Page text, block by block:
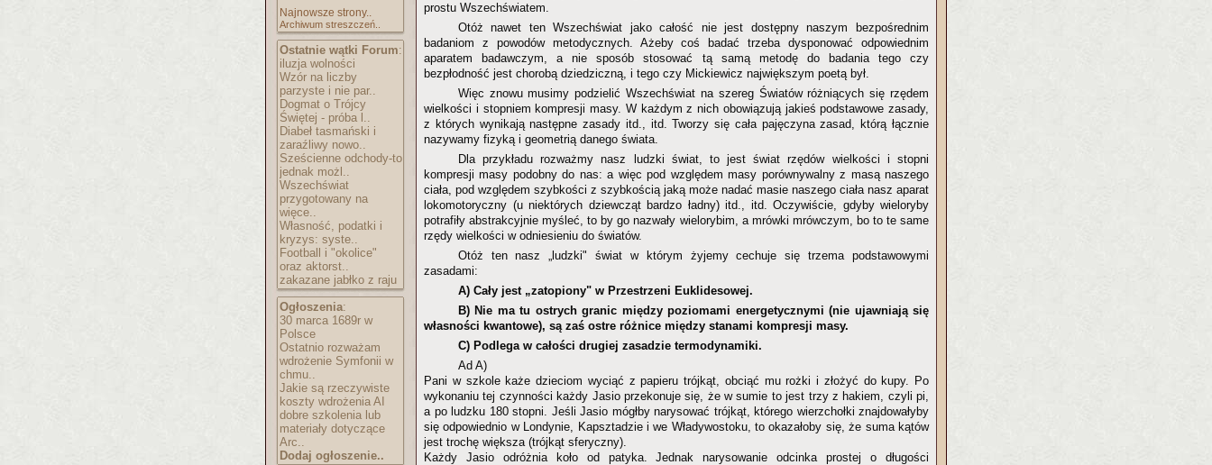
Najnowsze strony..
Archiwum streszczeń..
Ostatnie wątki Forum:
iluzja wolności
Wzór na liczby
parzyste i nie par..
Dogmat o Trójcy
Świętej - próba l..
Diabeł tasmański i
zaraźliwy nowo..
Sześcienne odchody-to
jednak możl..
Wszechświat
przygotowany na
więce..
Własność, podatki i
kryzys: syste..
Football i "okolice"
oraz aktorst..
zakazane jabłko z raju
Ogłoszenia:
30 marca 1689r w
Polsce
Ostatnio rozważam
wdrożenie Symfonii w
chmu..
Jakie są rzeczywiste
koszty wdrożenia AI
dobre szkolenia lub
materiały dotyczące
Arc..
Dodaj ogłoszenie..
prostu Wszechświatem.
Otóż nawet ten Wszechświat jako całość nie jest dostępny naszym bezpośrednim
badaniom z powodów metodycznych. Ażeby coś badać trzeba dysponować odpowiednim
aparatem badawczym, a nie sposób stosować tą samą metodę do badania tego czy
bezpłodność jest chorobą dziedziczną, i tego czy Mickiewicz największym poetą był.
Więc znowu musimy podzielić Wszechświat na szereg Światów różniących się rzędem
wielkości i stopniem kompresji masy. W każdym z nich obowiązują jakieś podstawowe zasady,
z których wynikają następne zasady itd., itd. Tworzy się cała pajęczyna zasad, którą łącznie
nazywamy fizyką i geometrią danego świata.
Dla przykładu rozważmy nasz ludzki świat, to jest świat rzędów wielkości i stopni
kompresji masy podobny do nas: a więc pod względem masy porównywalny z masą naszego
ciała, pod względem szybkości z szybkością jaką może nadać masie naszego ciała nasz aparat
lokomotoryczny (u niektórych dziewcząt bardzo ładny) itd., itd. Oczywiście, gdyby wieloryby
potrafiły abstrakcyjnie myśleć, to by go nazwały wielorybim, a mrówki mrówczym, bo to te same
rzędy wielkości w odniesieniu do światów.
Otóż ten nasz „ludzki" świat w którym żyjemy cechuje się trzema podstawowymi
zasadami:
A) Cały jest „zatopiony" w Przestrzeni Euklidesowej.
B) Nie ma tu ostrych granic między poziomami energetycznymi (nie ujawniają się
własności kwantowe), są zaś ostre różnice między stanami kompresji masy.
C) Podlega w całości drugiej zasadzie termodynamiki.
Ad A)
Pani w szkole każe dzieciom wyciąć z papieru trójkąt, obciąć mu rożki i złożyć do kupy. Po
wykonaniu tej czynności każdy Jasio przekonuje się, że w sumie to jest trzy z hakiem, czyli pi,
a po ludzku 180 stopni. Jeśli Jasio mógłby narysować trójkąt, którego wierzchołki znajdowałyby
się odpowiednio w Londynie, Kapsztadzie i we Władywostoku, to okazałoby się, że suma kątów
jest trochę większa (trójkąt sferyczny).
Każdy Jasio odróżnia koło od patyka. Jednak narysowanie odcinka prostej o długości